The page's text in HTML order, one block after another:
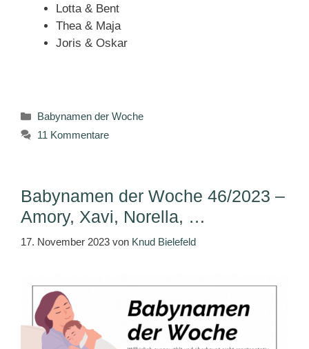
Lotta & Bent
Thea & Maja
Joris & Oskar
Kategorien
Babynamen der Woche
11 Kommentare
Babynamen der Woche 46/2023 –
Amory, Xavi, Norella, …
17. November 2023 von Knud Bielefeld